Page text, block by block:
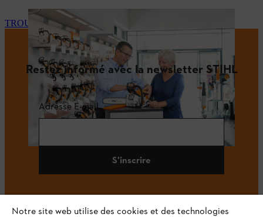
TROUVEZ VOTRE REVENDEUR STIHL
Restez informé avec la newsletter STIHL
Adresse E-mail
S'inscrire
Notre site web utilise des cookies et des technologies